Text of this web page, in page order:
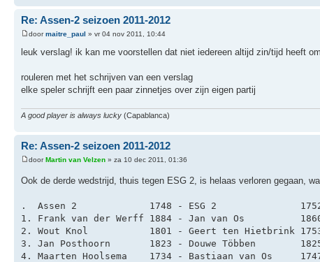
Re: Assen-2 seizoen 2011-2012
doormaitre_paul » vr 04 nov 2011, 10:44
leuk verslag! ik kan me voorstellen dat niet iedereen altijd zin/tijd heeft
rouleren met het schrijven van een verslag
elke speler schrijft een paar zinnetjes over zijn eigen partij
A good player is always lucky (Capablanca)
Re: Assen-2 seizoen 2011-2012
doorMartin van Velzen » za 10 dec 2011, 01:36
Ook de derde wedstrijd, thuis tegen ESG 2, is helaas verloren gegaan,
.  Assen 2             1748 - ESG 2
1. Frank van der Werff 1884 - Jan van Os
2. Wout Knol           1801 - Geert ten Hietbrink
3. Jan Posthoorn       1823 - Douwe Többen
4. Maarten Hoolsema    1734 - Bastiaan van Os